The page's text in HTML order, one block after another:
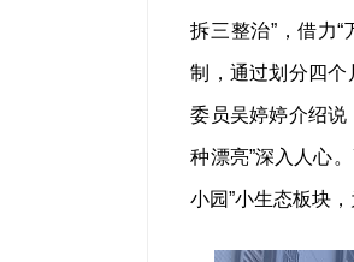
拆三整治”，借力
制，通过划分四个
委员吴婷婷介绍说
种漂亮”深入人心
小园”小生态板块